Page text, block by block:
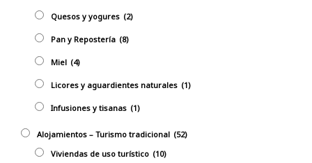
Quesos y yogures (2)
Pan y Repostería (8)
Miel (4)
Licores y aguardientes naturales (1)
Infusiones y tisanas (1)
Alojamientos – Turismo tradicional (52)
Viviendas de uso turístico (10)